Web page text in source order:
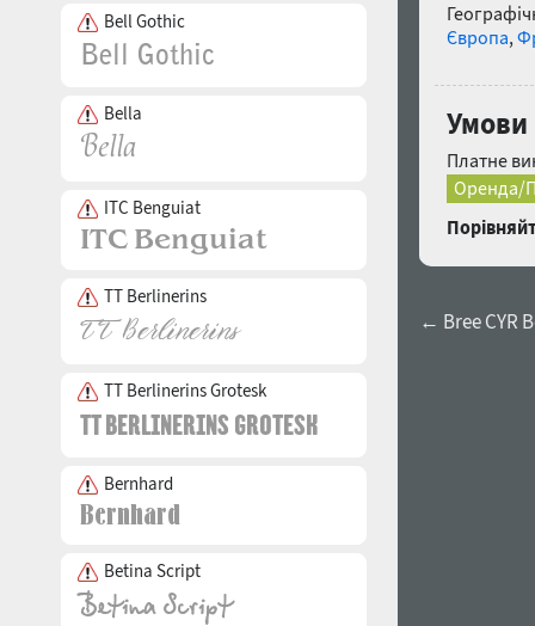
Bell Gothic
Bella
ITC Benguiat
TT Berlinerins
TT Berlinerins Grotesk
Bernhard
Betina Script
Європа,
Умови
Платне
Оренда/
← Bree CYR